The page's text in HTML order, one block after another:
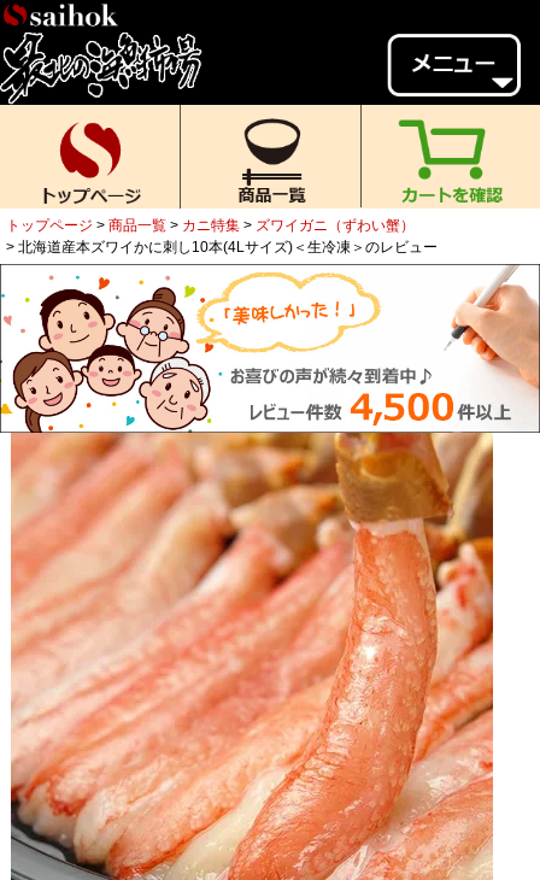
会員様メニュー
ゲスト
様、
いらっしゃいませ。
ご来店ありがとうございます。
新規会員登録 ログイン
MYページ MYクーポン
ポイント履歴
レビュー投稿 閲覧履歴
当店について
初めての方へ 送料・お支払い
返品について ご利用ガイド
メルマガ登録 お問合せ
特定商取引法表示 個人情報の取扱い
トップページ 商品一覧 カニ特集
ズワイガニ（ずわい蟹）
北海道産本ズワイかに刺し10本(4Lサイズ)＜生冷凍＞のレビュー